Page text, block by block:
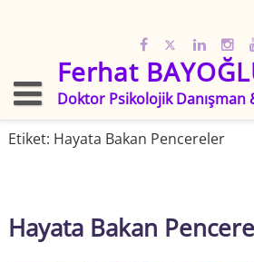
Ferhat
Doktor Psikolojik Danışman
Etiket: Hayata Bakan Pencereler
Hayata Bakan